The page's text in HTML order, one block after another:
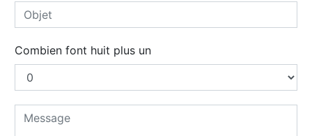
Combien font huit plus un